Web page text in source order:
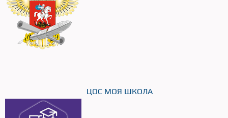
ЦОС МОЯ ШКОЛА